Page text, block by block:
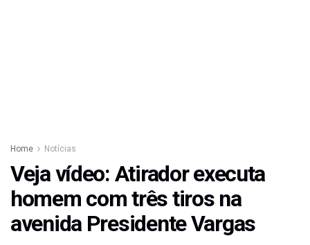
Home Notícias
Veja vídeo: Atirador executa
homem com três tiros na
avenida Presidente Vargas